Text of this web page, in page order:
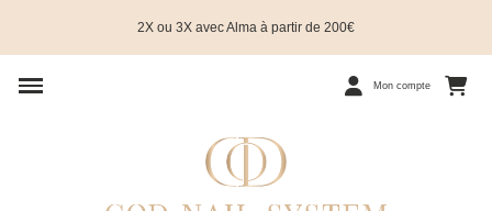
2X ou 3X avec Alma à partir de 200€
Mon compte